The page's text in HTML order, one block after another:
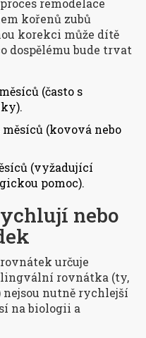
remodelace
kořenů zubů
korekci může dítě
dospělému bude trvat
(často s
měsíců (kovová nebo
(vyžadující
pomoc).
nebo
určuje
lingvální rovnátka (ty,
nejsou nutně rychlejší
na biologii a